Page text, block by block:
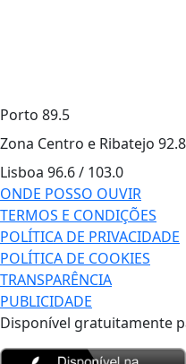
Porto 89.5
Zona Centro e Ribatejo 92.8
Lisboa 96.6 / 103.0
ONDE POSSO OUVIR
TERMOS E CONDIÇÕES
POLÍTICA DE PRIVACIDADE
POLÍTICA DE COOKIES
TRANSPARÊNCIA
PUBLICIDADE
Disponível gratuitamente